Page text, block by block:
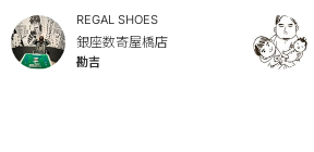
REGAL SHOES
銀座数寄屋橋店
勘吉